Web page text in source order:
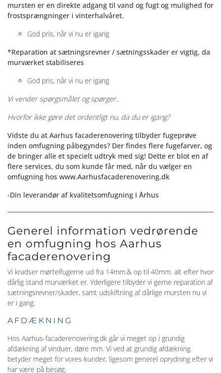
mursten er en direkte adgang til vand og fugt og mulighed for
frostsprængninger i vinterhalvåret.
God pris, når vi nu er igang
*Reparation at sætningsrevner / sætningsskader er vigtig, da
murværket stabiliseres
God pris, når vi nu er igang
Vi vender spørgsmålet og spørger..
Hvorfor ikke gøre det ordentligt nu, da du er igang?
Vidste du at Aarhus facaderenovering tilbyder fugeprøve
inden omfugning påbegyndes? Der findes flere fugefarver, og
de bringer alle et specielt udtryk med sig! Dette er blot en af
flere services, du som kunde får med, når du vælger en
omfugning hos www.Aarhusfacaderenovering.dk
-Din leverandør af kvalitetsomfugning i Århus​
Generel information vedrørende
en omfugning hos Aarhus
facaderenovering
Vi kradser mørtelfugerne ud fra 14mm.& op til 40mm. alt efter hvor
dårlig stand murværket er. Yderligere tilbyder vi gerne reparation af
sætningsrevner/skader, samt udskiftning af dårlige mursten nu vi
er i gang.
AFDÆKNING
Hos Aarhus-facaderenovering.dk går vi meget op i grundig
afdækning af vinduer, døre mm. Vi ved at grundig afdækning
betyder meget for vores kunder, ligesom generel oprydning efter vi
har være på besøg.